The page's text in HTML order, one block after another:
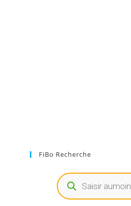
FiBo Recherche